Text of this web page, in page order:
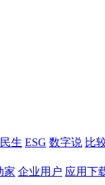
民生 ESG 数字说 比
家 企业用户 应用下